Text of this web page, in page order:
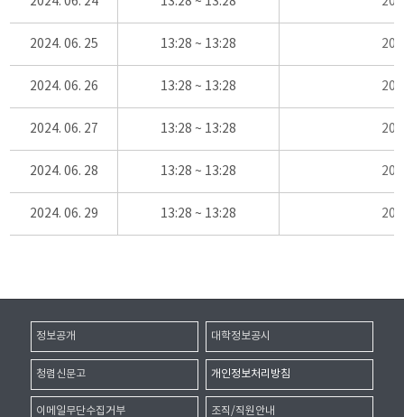
2024. 06. 25 13:28 ~ 13:28
2024. 06. 26 13:28 ~ 13:28
2024. 06. 27 13:28 ~ 13:28
2024. 06. 28 13:28 ~ 13:28
2024. 06. 29 13:28 ~ 13:28
정보공개 대학정보공시
청렴신문고 개인정보처리방침
이메일무단수집거부 조직/직원안내